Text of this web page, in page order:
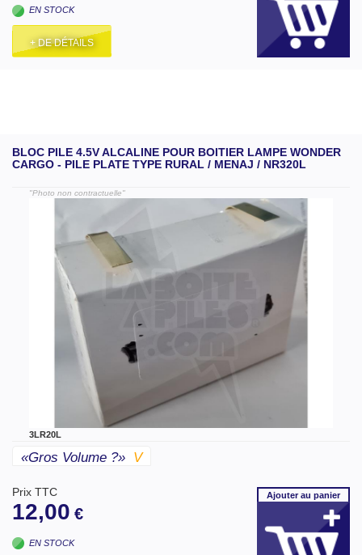
EN STOCK
+ DE DÉTAILS
BLOC PILE 4.5V ALCALINE POUR BOITIER LAMPE WONDER
CARGO - PILE PLATE TYPE RURAL / MENAJ / NR320L
"Photo non contractuelle"
3LR20L
«gros Volume ?» V
Prix TTC
12,00 €
EN STOCK
Ajouterau panier